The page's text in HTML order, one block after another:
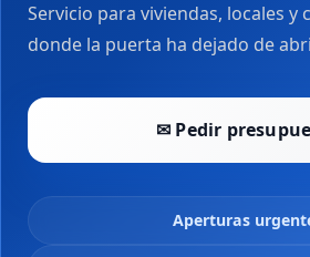
Servicio para viviendas, locales y
donde la puerta ha dejado de
✉ Pedir
Aperturas